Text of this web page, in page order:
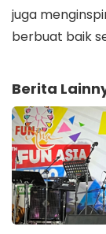
juga
berbuat baik
Berita